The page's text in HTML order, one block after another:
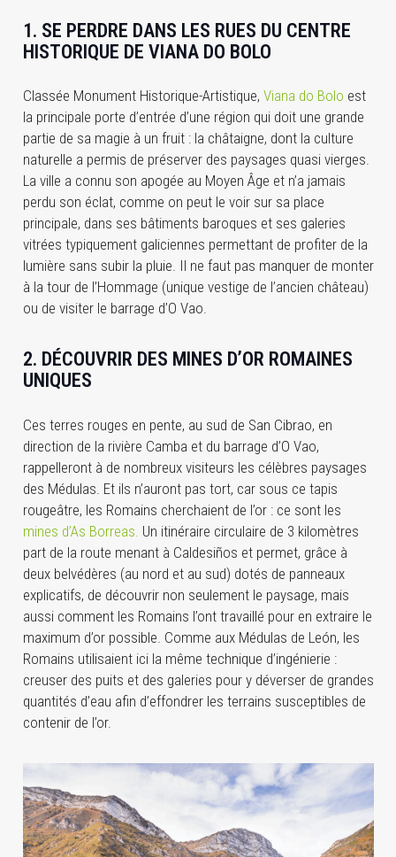
1. SE PERDRE DANS LES RUES DU CENTRE
HISTORIQUE DE VIANA DO BOLO
Classée Monument Historique-Artistique, Viana do Bolo est
la principale porte d’entrée d’une région qui doit une grande
partie de sa magie à un fruit : la châtaigne, dont la culture
naturelle a permis de préserver des paysages quasi vierges.
La ville a connu son apogée au Moyen Âge et n’a jamais
perdu son éclat, comme on peut le voir sur sa place
principale, dans ses bâtiments baroques et ses galeries
vitrées typiquement galiciennes permettant de profiter de la
lumière sans subir la pluie. Il ne faut pas manquer de monter
à la tour de l’Hommage (unique vestige de l’ancien château)
ou de visiter le barrage d’O Vao.
2. DÉCOUVRIR DES MINES D’OR ROMAINES
UNIQUES
Ces terres rouges en pente, au sud de San Cibrao, en
direction de la rivière Camba et du barrage d’O Vao,
rappelleront à de nombreux visiteurs les célèbres paysages
des Médulas. Et ils n’auront pas tort, car sous ce tapis
rougeâtre, les Romains cherchaient de l’or : ce sont les
mines d’As Borreas. Un itinéraire circulaire de 3 kilomètres
part de la route menant à Caldesiños et permet, grâce à
deux belvédères (au nord et au sud) dotés de panneaux
explicatifs, de découvrir non seulement le paysage, mais
aussi comment les Romains l’ont travaillé pour en extraire le
maximum d’or possible. Comme aux Médulas de León, les
Romains utilisaient ici la même technique d’ingénierie :
creuser des puits et des galeries pour y déverser de grandes
quantités d’eau afin d’effondrer les terrains susceptibles de
contenir de l’or.